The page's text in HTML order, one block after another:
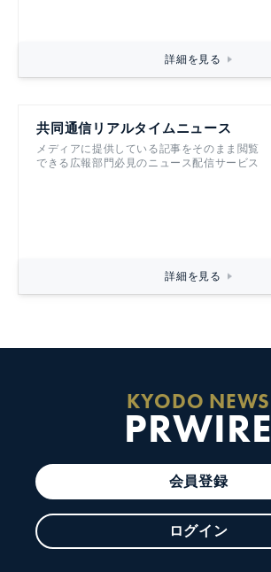
詳細を見る
共同通信リアルタイムニュース
メディアに提供している記事をそのまま閲覧
できる広報部門必見のニュース配信サービス
詳細を見る
KYODO NEWS
PRWIRE
会員登録
ログイン